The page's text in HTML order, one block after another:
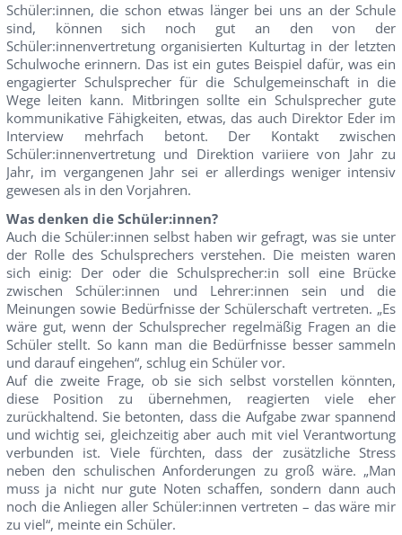
Schüler:innen, die schon etwas länger bei uns an der Schule
sind, können sich noch gut an den von der
Schüler:innenvertretung organisierten Kulturtag in der letzten
Schulwoche erinnern. Das ist ein gutes Beispiel dafür, was ein
engagierter Schulsprecher für die Schulgemeinschaft in die
Wege leiten kann. Mitbringen sollte ein Schulsprecher gute
kommunikative Fähigkeiten, etwas, das auch Direktor Eder im
Interview mehrfach betont. Der Kontakt zwischen
Schüler:innenvertretung und Direktion variiere von Jahr zu
Jahr, im vergangenen Jahr sei er allerdings weniger intensiv
gewesen als in den Vorjahren.
Was denken die Schüler:innen?
Auch die Schüler:innen selbst haben wir gefragt, was sie unter
der Rolle des Schulsprechers verstehen. Die meisten waren
sich einig: Der oder die Schulsprecher:in soll eine Brücke
zwischen Schüler:innen und Lehrer:innen sein und die
Meinungen sowie Bedürfnisse der Schülerschaft vertreten. „Es
wäre gut, wenn der Schulsprecher regelmäßig Fragen an die
Schüler stellt. So kann man die Bedürfnisse besser sammeln
und darauf eingehen“, schlug ein Schüler vor.
Auf die zweite Frage, ob sie sich selbst vorstellen könnten,
diese Position zu übernehmen, reagierten viele eher
zurückhaltend. Sie betonten, dass die Aufgabe zwar spannend
und wichtig sei, gleichzeitig aber auch mit viel Verantwortung
verbunden ist. Viele fürchten, dass der zusätzliche Stress
neben den schulischen Anforderungen zu groß wäre. „Man
muss ja nicht nur gute Noten schaffen, sondern dann auch
noch die Anliegen aller Schüler:innen vertreten – das wäre mir
zu viel“, meinte ein Schüler.